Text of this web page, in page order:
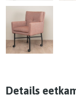
Details